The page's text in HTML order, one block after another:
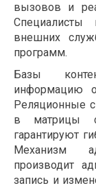
вызовов и
внешних
программ.
Базы
информацию о
Реляционные
в матрицы
гарантируют
Механизм
производит
запись и